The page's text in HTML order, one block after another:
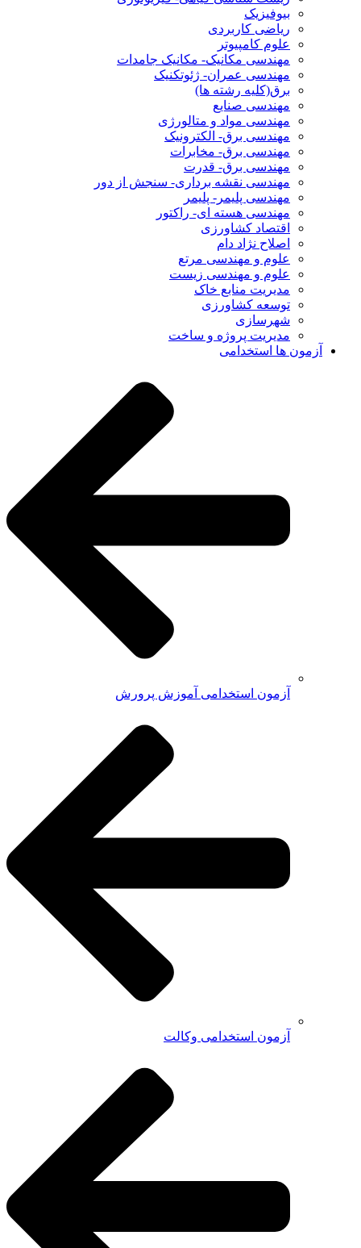
بیوفیزیک
ریاضی کاربردی
علوم کامپیوتر
مهندسی مکانیک- مکانیک جامدات
مهندسی عمران- ژئوتکنیک
برق(کلیه رشته ها)
مهندسی صنایع
مهندسی مواد و متالورژی
مهندسی برق- الکترونیک
مهندسی برق- مخابرات
مهندسی برق- قدرت
مهندسی نقشه برداری- سنجش از دور
مهندسی پلیمر- پلیمر
مهندسی هسته ای- راکتور
اقتصاد کشاورزی
اصلاح نژاد دام
علوم و مهندسی مرتع
علوم و مهندسی زیست
مدیریت منابع خاک
توسعه کشاورزی
شهرسازی
مدیریت پروژه و ساخت
آزمون ها استخدامی
آزمون استخدامی آموزش پرورش
آزمون استخدامی وکالت